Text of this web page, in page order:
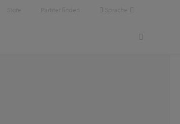
Store Partner finden Sprache